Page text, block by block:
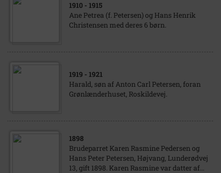
1910 - 1915
Ane Petrea (f. Petersen) og Hans Henrik
Christensen med deres 6 børn.
1919 - 1921
Harald, søn af Anton Carl Petersen, foran
Grønlænderhuset, Roskildevej.
1898
Brudeparret Karen Rasmine Pedersen og
Hans Peter Petersen, Højvang, Lunderødvej
13, gift 1898. Karen Rasmine var datter af...